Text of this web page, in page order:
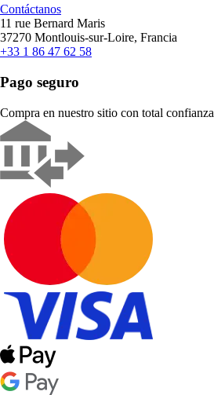
Contáctanos
11 rue Bernard Maris
37270 Montlouis-sur-Loire, Francia
+33 1 86 47 62 58
Pago seguro
Compra en nuestro sitio con total confianza